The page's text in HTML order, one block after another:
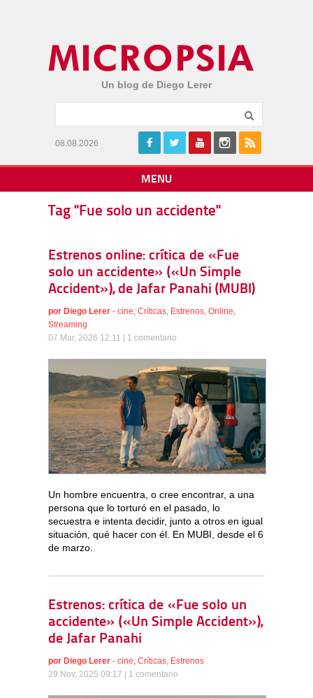
Un blog de Diego Lerer
08.08.2026
MENU
Tag "Fue solo un accidente"
Estrenos online: crítica de «Fue
solo un accidente» («Un Simple
Accident»), de Jafar Panahi (MUBI)
por Diego Lerer - cine, Críticas, Estrenos, Online,
Streaming
07 Mar, 2026 12:11 | 1 comentario
Un hombre encuentra, o cree encontrar, a una
persona que lo torturó en el pasado, lo
secuestra e intenta decidir, junto a otros en igual
situación, qué hacer con él. En MUBI, desde el 6
de marzo.
Estrenos: crítica de «Fue solo un
accidente» («Un Simple Accident»),
de Jafar Panahi
por Diego Lerer - cine, Críticas, Estrenos
29 Nov, 2025 09:17 | 1 comentario